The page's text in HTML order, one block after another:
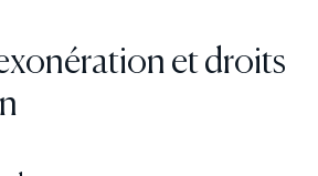
et droits